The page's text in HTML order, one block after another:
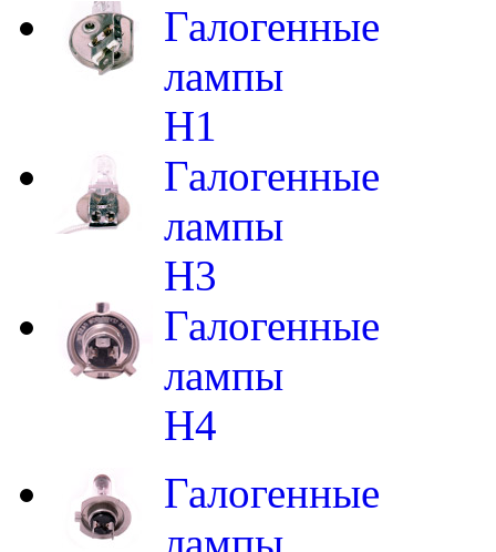
Галогенные
лампы
H1
Галогенные
лампы
H3
Галогенные
лампы
H4
Галогенные
лампы